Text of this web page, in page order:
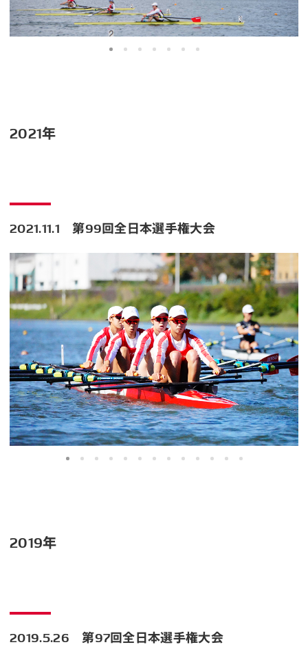
2021年
2021.11.1 第99回全日本選手権大会
2019年
2019.5.26 第97回全日本選手権大会